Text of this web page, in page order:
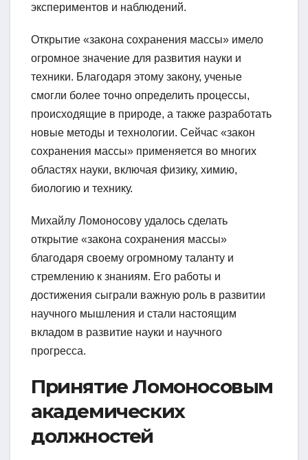
экспериментов и наблюдений.
Открытие «закона сохранения массы» имело
огромное значение для развития науки и
техники. Благодаря этому закону, ученые
смогли более точно определить процессы,
происходящие в природе, а также разработать
новые методы и технологии. Сейчас «закон
сохранения массы» применяется во многих
областях науки, включая физику, химию,
биологию и технику.
Михайлу Ломоносову удалось сделать
открытие «закона сохранения массы»
благодаря своему огромному таланту и
стремлению к знаниям. Его работы и
достижения сыграли важную роль в развитии
научного мышления и стали настоящим
вкладом в развитие науки и научного
прогресса.
Принятие Ломоносовым
академических
должностей